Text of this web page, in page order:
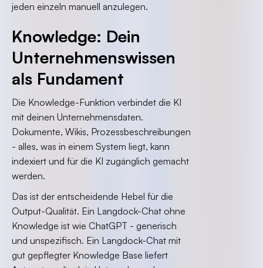
jeden einzeln manuell anzulegen.
Knowledge: Dein
Unternehmenswissen
als Fundament
Die Knowledge-Funktion verbindet die KI
mit deinen Unternehmensdaten.
Dokumente, Wikis, Prozessbeschreibungen
- alles, was in einem System liegt, kann
indexiert und für die KI zugänglich gemacht
werden.
Das ist der entscheidende Hebel für die
Output-Qualität. Ein Langdock-Chat ohne
Knowledge ist wie ChatGPT - generisch
und unspezifisch. Ein Langdock-Chat mit
gut gepflegter Knowledge Base liefert